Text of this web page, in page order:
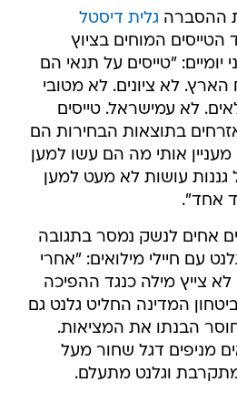
ההסברה גלית דיסטל
המוחים בציוץ
"טייסים על תנאי הם
לא ציונים. לא מטובי
לא עמישראל. טייסים
בתוצאות הבחירות הם
אותי מה הם עשו למען
גננות עושות לא מעט למען
אחד".
אחים לנשק נמסר בתגובה
עם חיילי מילואים: "אחרי
צייץ מילה כנגד ההפיכה
המדינה החליט גלנט גם
הבנתו את המציאות.
מניפים דגל שחור מעל
וגלנט מתעלם.